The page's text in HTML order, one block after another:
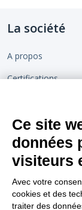
La société
A propos
Certifications
Rejoignez-nous
Contact
Support
Tutoriels vidéos
Ce site
données
visiteurs
Avec votre
cookies et des
traiter des